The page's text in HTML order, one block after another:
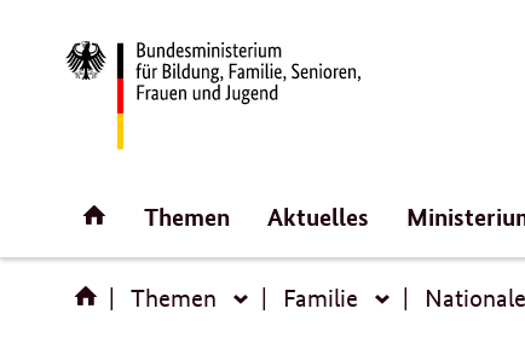
Direktlink:
Startseite
Themen Aktuelles
Themen Themen
Familie Familie